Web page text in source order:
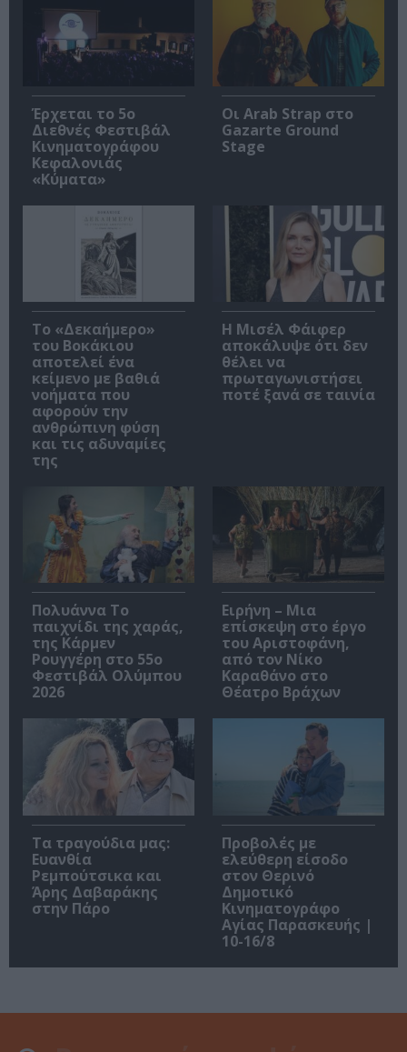
Έρχεται το 5ο
Διεθνές Φεστιβάλ
Κινηματογράφου
Κεφαλονιάς
«Κύματα»
Οι Arab Strap στο
Gazarte Ground
Stage
Το «Δεκαήμερο»
του Βοκάκιου
αποτελεί ένα
κείμενο με βαθιά
νοήματα που
αφορούν την
ανθρώπινη φύση
και τις αδυναμίες
της
Η Μισέλ Φάιφερ
αποκάλυψε ότι δεν
θέλει να
πρωταγωνιστήσει
ποτέ ξανά σε ταινία
Πολυάννα Το
παιχνίδι της χαράς,
της Κάρμεν
Ρουγγέρη στο 55ο
Φεστιβάλ Ολύμπου
2026
Ειρήνη – Μια
επίσκεψη στο έργο
του Αριστοφάνη,
από τον Νίκο
Καραθάνο στο
Θέατρο Βράχων
Τα τραγούδια μας:
Ευανθία
Ρεμπούτσικα και
Άρης Δαβαράκης
στην Πάρο
Προβολές με
ελεύθερη είσοδο
στον Θερινό
Δημοτικό
Κινηματογράφο
Αγίας Παρασκευής |
10-16/8